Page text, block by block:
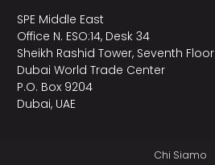
SPE Middle East
Office N. ESO:14, Desk 34
Sheikh Rashid Tower, Seventh Floor
Dubai World Trade Center
P.O. Box 9204
Dubai, UAE
Chi Siamo